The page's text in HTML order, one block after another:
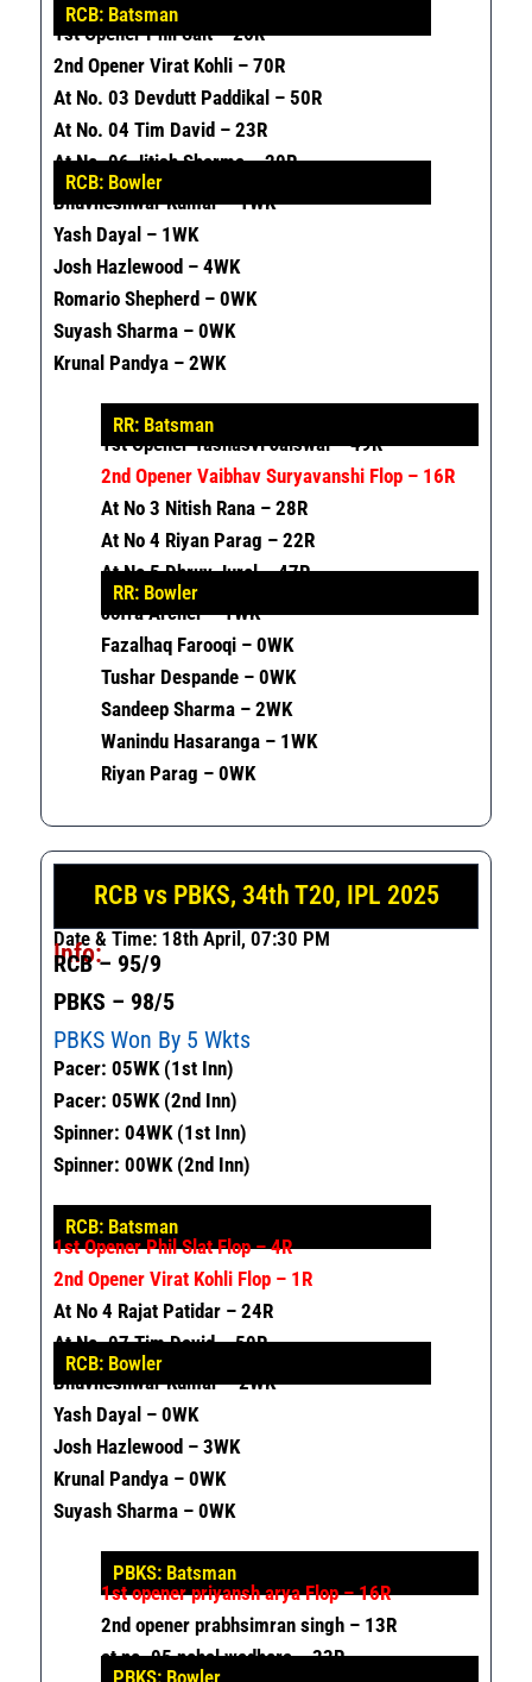
RCB: Batsman
1StOpener Phil Salt – 26R
2nd Opener Virat Kohli – 70R
At No. 03 Devdutt Paddikal – 50R
At No. 04 Tim David – 23R
At No. 06 Jitish Sharma – 20R
RCB: Bowler
Bhuvneshwar Kumar – 1WK
Yash Dayal – 1WK
Josh Hazlewood – 4WK
Romario Shepherd – 0WK
Suyash Sharma – 0WK
Krunal Pandya – 2WK
RR: Batsman
1StOpener Yashasvi Jaiswal – 49R
2Nd Opener Vaibhav Suryavanshi Flop – 16R
At No 3 Nitish Rana – 28R
At No 4 Riyan Parag – 22R
At No 5 Dhruv Jurel – 47R
RR: Bowler
Jofra Archer – 1WK
Fazalhaq Farooqi – 0WK
Tushar Despande – 0WK
Sandeep Sharma – 2WK
Wanindu Hasaranga – 1WK
Riyan Parag – 0WK
RCB vs PBKS, 34th T20, IPL 2025
Date & Time: 18th April, 07:30 PM
Info:
RCB – 95/9
PBKS – 98/5
PBKS Won By 5 Wkts
Pacer: 05WK (1st Inn)
Pacer: 05WK (2nd Inn)
Spinner: 04WK (1st Inn)
Spinner: 00WK (2nd Inn)
RCB: Batsman
1StOpener Phil Slat Flop – 4R
2nd Opener Virat Kohli Flop – 1R
At No 4 Rajat Patidar – 24R
At No. 07 Tim David – 50R
RCB: Bowler
Bhuvneshwar Kumar – 2WK
Yash Dayal – 0WK
Josh Hazlewood – 3WK
Krunal Pandya – 0WK
Suyash Sharma – 0WK
PBKS: Batsman
1st openerpriyansh arya Flop – 16R
2nd opener prabhsimran singh – 13R
at no. 05 nehal wadhera – 33R
PBKS: Bowler